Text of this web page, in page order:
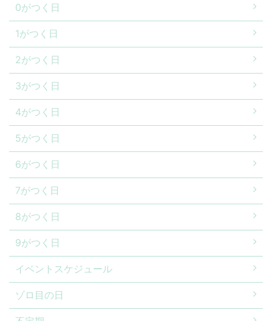
0がつく日
1がつく日
2がつく日
3がつく日
4がつく日
5がつく日
6がつく日
7がつく日
8がつく日
9がつく日
イベントスケジュール
ゾロ目の日